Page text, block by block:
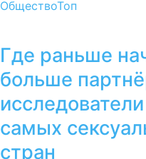
ОбществоТоп
Где раньше
больше
самых
стран